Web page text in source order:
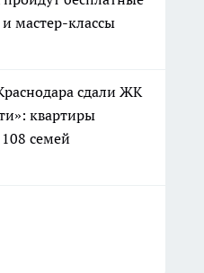
мастер-классы
сдали ЖК
квартиры
семей